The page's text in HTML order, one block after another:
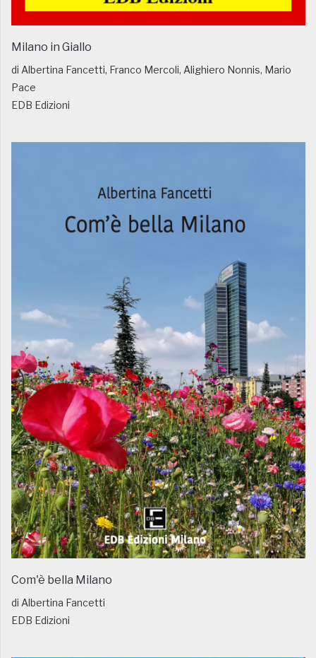
Milano in Giallo
di Albertina Fancetti, Franco Mercoli, Alighiero Nonnis, Mario
Pace
EDB Edizioni
Com'è bella Milano
di Albertina Fancetti
EDB Edizioni